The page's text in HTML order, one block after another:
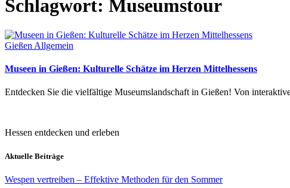
Schlagwort: Museumstour
Gießen Allgemein
Museen in Gießen: Kulturelle Schätze im Herzen Mittelhessens
Entdecken Sie die vielfältige Museumslandschaft in Gießen! Von
Hessen entdecken und erleben
Aktuelle Beiträge
Wespen vertreiben – Effektive Methoden für den Sommer